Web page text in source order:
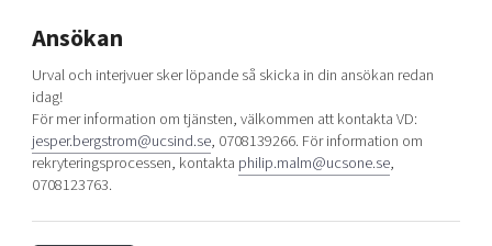
Ansökan
Urval och interjvuer sker löpande så skicka in din ansökan redan
idag!
För mer information om tjänsten, välkommen att kontakta VD:
jesper.bergstrom@ucsind.se, 0708139266. För information om
rekryteringsprocessen, kontakta philip.malm@ucsone.se,
0708123763.